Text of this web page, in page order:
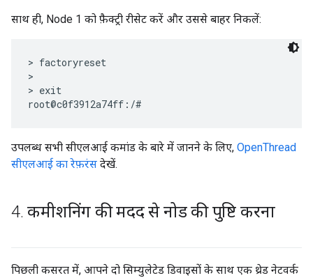
साथ ही, Node 1 को फ़ैक्ट्री रीसेट करें और उससे बाहर निकलें:
> factoryreset
>
> exit
उपलब्ध सभी सीएलआई कमांड के बारे में जानने के लिए, OpenThread
सीएलआई का रेफ़रंस देखें.
4. कमीशनिंग की मदद से नोड की पुष्टि करना
पिछली कसरत में, आपने दो सिम्युलेटेड डिवाइसों के साथ एक थ्रेड नेटवर्क